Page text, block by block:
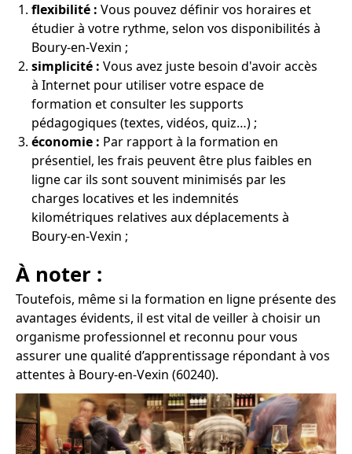
flexibilité : Vous pouvez définir vos horaires et
étudier à votre rythme, selon vos disponibilités à
Boury-en-Vexin ;
simplicité : Vous avez juste besoin d'avoir accès
à Internet pour utiliser votre espace de
formation et consulter les supports
pédagogiques (textes, vidéos, quiz…) ;
économie : Par rapport à la formation en
présentiel, les frais peuvent être plus faibles en
ligne car ils sont souvent minimisés par les
charges locatives et les indemnités
kilométriques relatives aux déplacements à
Boury-en-Vexin ;
À noter :
Toutefois, même si la formation en ligne présente des
avantages évidents, il est vital de veiller à choisir un
organisme professionnel et reconnu pour vous
assurer une qualité d’apprentissage répondant à vos
attentes à Boury-en-Vexin (60240).